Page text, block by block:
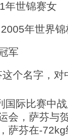
世锦赛女
年世界锦
军
名字，对
国际比赛中
会，萨芬与
萨芬在-